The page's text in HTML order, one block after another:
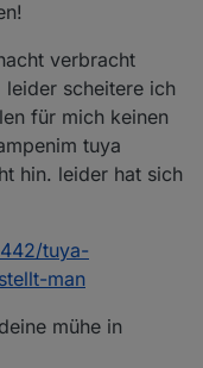
verbracht
scheitere ich
für mich keinen
tuya
hin. leider hat sich
tuya-
man
mühe in